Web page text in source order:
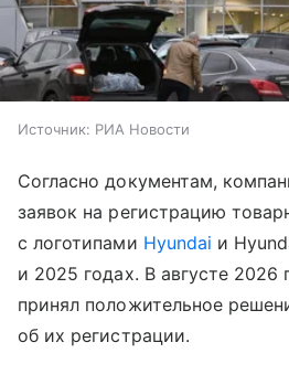
Источник: РИА Новости
Согласно документам,
заявок на регистрацию
с логотипами Hyundai и
и 2025 годах. В августе 2026
принял положительное
об их регистрации.